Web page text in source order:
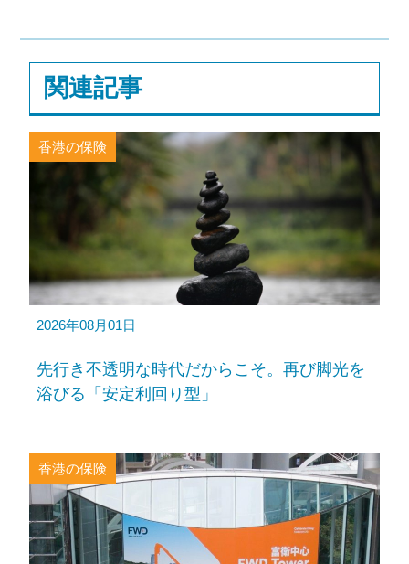
関連記事
香港の保険
2026年08月01日
先行き不透明な時代だからこそ。再び脚光を
浴びる「安定利回り型」
香港の保険